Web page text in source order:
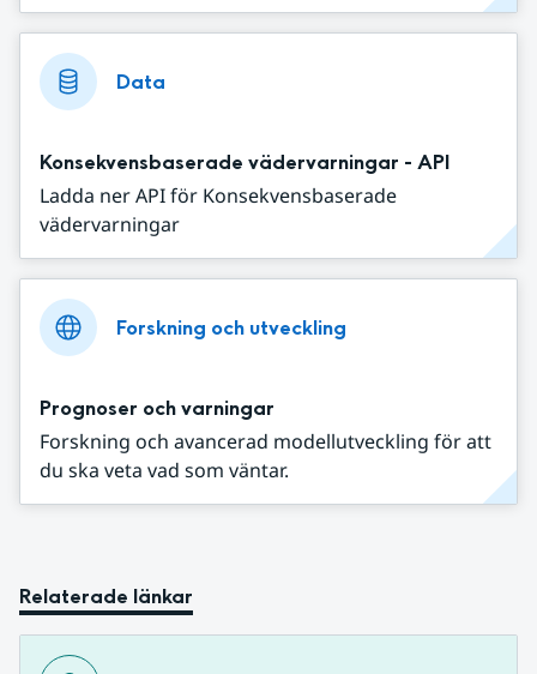
Data
Konsekvensbaserade vädervarningar - API
Ladda ner API för Konsekvensbaserade
vädervarningar
Forskning och utveckling
Prognoser och varningar
Forskning och avancerad modellutveckling för att
du ska veta vad som väntar.
Relaterade länkar